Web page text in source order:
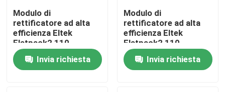
Casa
Prodotti
Modulo di
rettificatore ad alta
efficienza Eltek
Flatpack2 110-
125/2000 HE FP2
110/2000 HE WOR
Parte n. 241115.805
Invia richiesta
Modulo di
rettificatore ad alta
efficienza Eltek
Flatpack2 110-
120V/20A HE
Rettificatori FP2
numero di parte
Invia richiesta